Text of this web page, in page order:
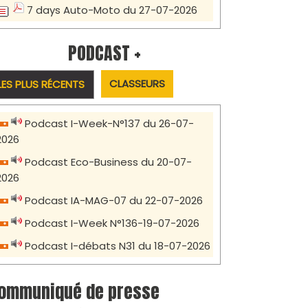
7 days Auto-Moto du 27-07-2026
PODCAST +
PLUS RÉCENTS CLASSEURS
Podcast I-Week-N°137 du 26-07-
Podcast Eco-Business du 20-07-
Podcast IA-MAG-07 du 22-07-2026
Podcast I-Week N°136-19-07-2026
Podcast I-débats N31 du 18-07-2026
de presse